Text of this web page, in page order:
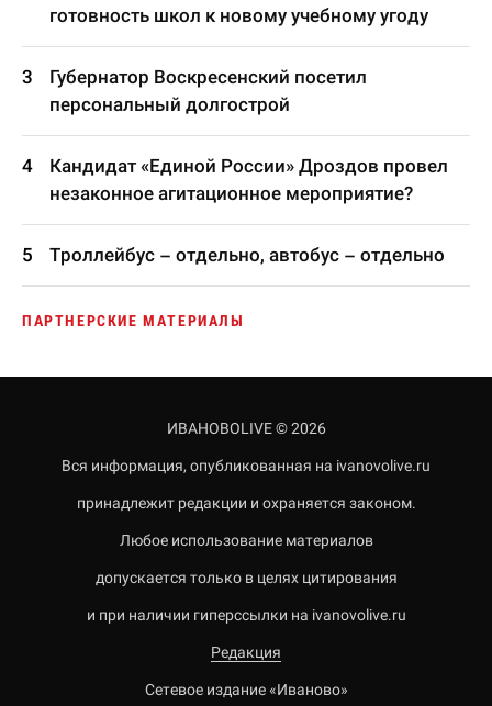
готовность школ к новому учебному угоду
Губернатор Воскресенский посетил
персональный долгострой
Кандидат «Единой России» Дроздов провел
незаконное агитационное мероприятие?
Троллейбус – отдельно, автобус – отдельно
ПАРТНЕРСКИЕ МАТЕРИАЛЫ
ИВАНОВОLIVE © 2026
Вся информация, опубликованная на ivanovolive.ru
принадлежит редакции и охраняется законом.
Любое использование материалов
допускается только в целях цитирования
и при наличии гиперссылки на ivanovolive.ru
Редакция
Сетевое издание «Иваново»